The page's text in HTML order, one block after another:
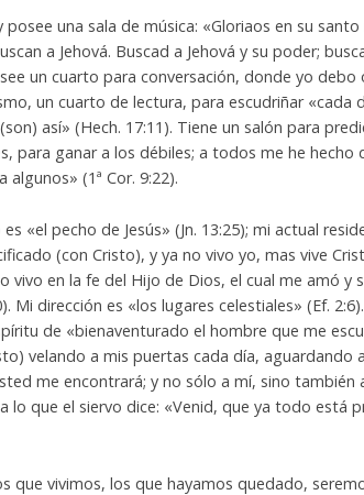
posee una sala de música: «Gloriaos en su
a Jehová. Buscad a Jehová y su poder;
un cuarto para conversación, donde yo debo
un cuarto de lectura, para escudriñar «cada
así» (Hech. 17:11). Tiene un salón para
para ganar a los débiles; a todos me he hecho
(1ª Cor. 9:22).
«el pecho de Jesús» (Jn. 13:25); mi actual
(con Cristo), y ya no vivo yo, mas vive
vivo en la fe del Hijo de Dios, el cual me amó y
Mi dirección es «los lugares celestiales» (Ef.
de «bienaventurado el hombre que me
velando a mis puertas cada día, aguardando
me encontrará; y no sólo a mí, sino también
lo que el siervo dice: «Venid, que ya todo está
que vivimos, los que hayamos quedado,